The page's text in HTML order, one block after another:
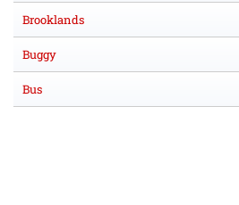
Brooklands
Buggy
Bus